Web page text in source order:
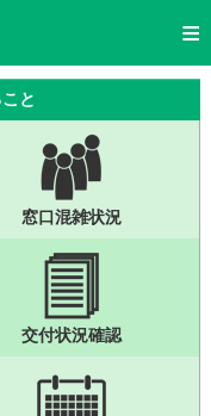
と
窓口混雑状況
交付状況確認